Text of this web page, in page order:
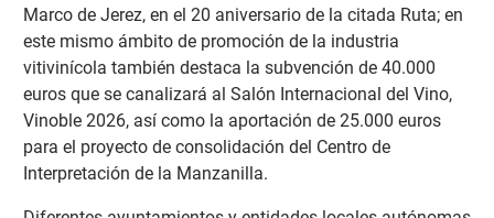
Marco de Jerez, en el 20 aniversario de la citada Ruta; en
este mismo ámbito de promoción de la industria
vitivinícola también destaca la subvención de 40.000
euros que se canalizará al Salón Internacional del Vino,
Vinoble 2026, así como la aportación de 25.000 euros
para el proyecto de consolidación del Centro de
Interpretación de la Manzanilla.